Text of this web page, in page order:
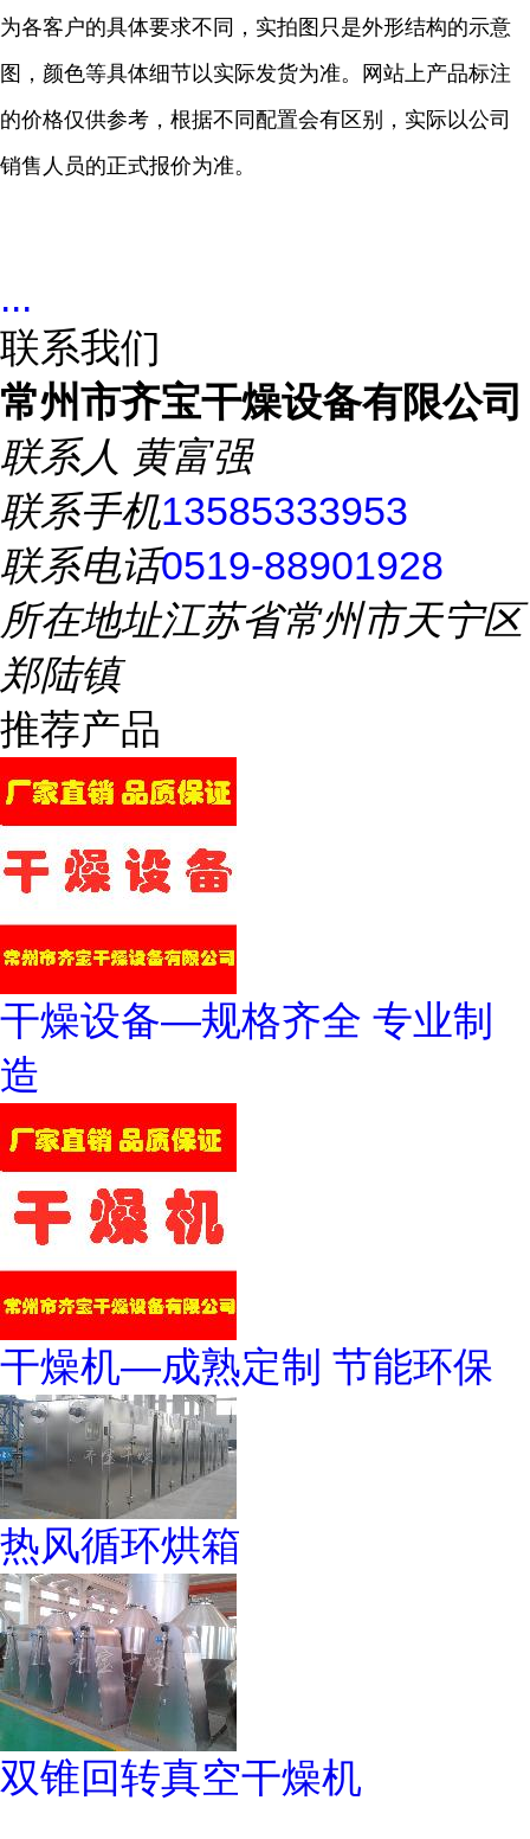
为各客户的具体要求不同，实拍图只是外形结构的示意
图，颜色等具体细节以实际发货为准。网站上产品标注
的价格仅供参考，根据不同配置会有区别，实际以公司
销售人员的正式报价为准。
...
联系我们
常州市齐宝干燥设备有限公司
联系人 黄富强
联系手机13585333953
联系电话0519-88901928
所在地址江苏省常州市天宁区
郑陆镇
推荐产品
干燥设备—规格齐全 专业制
造
干燥机—成熟定制 节能环保
热风循环烘箱
双锥回转真空干燥机